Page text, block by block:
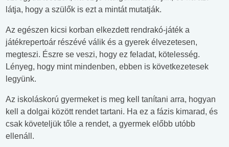
látja, hogy a szülők is ezt a mintát mutatják.
Az egészen kicsi korban elkezdett rendrakó-játék a
játékrepertoár részévé válik és a gyerek élvezetesen,
megteszi. Észre se veszi, hogy ez feladat, kötelesség.
Lényeg, hogy mint mindenben, ebben is következetesek
legyünk.
Az iskoláskorú gyermeket is meg kell tanítani arra, hogyan
kell a dolgai között rendet tartani. Ha ez a fázis kimarad, és
csak követeljük tőle a rendet, a gyermek előbb utóbb
ellenáll.